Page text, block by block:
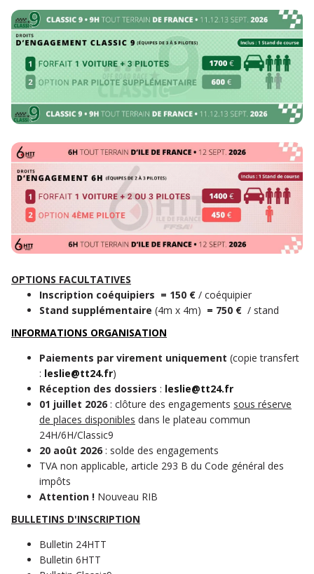
OPTIONS FACULTATIVES
Inscription coéquipiers = 150 € / coéquipier
Stand supplémentaire (4m x 4m) = 750 € / stand
INFORMATIONS ORGANISATION
Paiements par virement uniquement (copie transfert
: leslie@tt24.fr)
Réception des dossiers : leslie@tt24.fr
01 juillet 2026 : clôture des engagements sous réserve
de places disponibles dans le plateau commun
24H/6H/Classic9
20 août 2026 : solde des engagements
TVA non applicable, article 293 B du Code général des
impôts
Attention ! Nouveau RIB
BULLETINS D'INSCRIPTION
Bulletin 24HTT
Bulletin 6HTT